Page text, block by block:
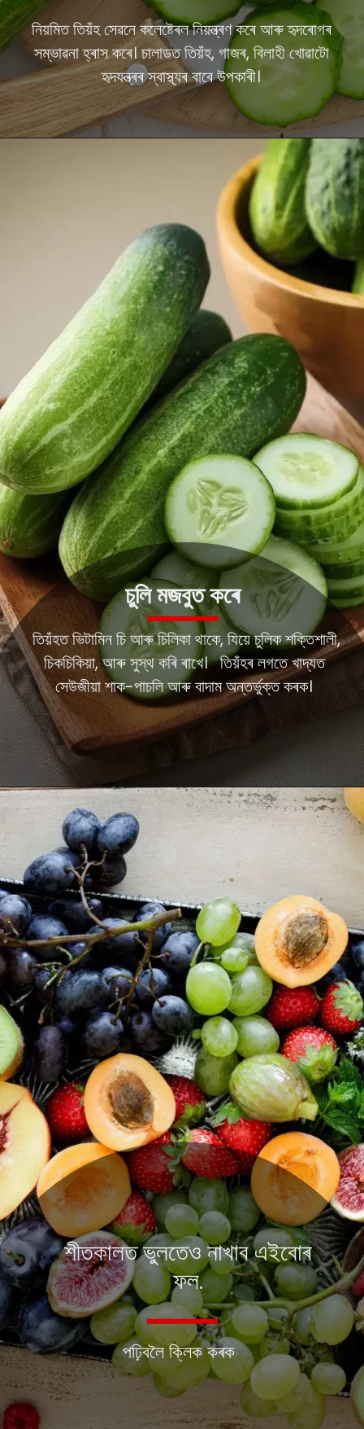
নিয়মিত তিয়ঁহ সেৱনে কলেষ্টেৰল নিয়ন্ত্ৰণ কৰে আৰু হৃদৰোগৰ
সম্ভাৱনা হ্ৰাস কৰে। চালাডত তিয়ঁহ, গাজৰ, বিলাহী খোৱাটো
হৃদযন্ত্ৰৰ স্বাস্থ্যৰ বাবে উপকাৰী।
তিয়ঁহত ভিটামিন চি আৰু চিলিকা থাকে, যিয়ে চুলিক শক্তিশালী,
চিকচিকিয়া, আৰু সুস্থ কৰি ৰাখে। তিয়ঁহৰ লগতে খাদ্যত
চুলি মজবুত কৰে
পঢ়িবলৈ ক্লিক কৰক
শীতকালত ভুলতেও নাখাব এইবোৰ
ফল.